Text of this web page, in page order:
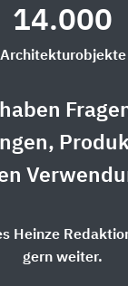
14.000
Architekturobjekte
Heinze
gern weiter.